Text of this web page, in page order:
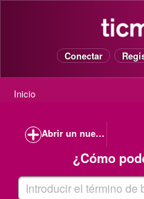
Conectar
Inicio
Abrir un nuevo caso de soporte
¿Cómo